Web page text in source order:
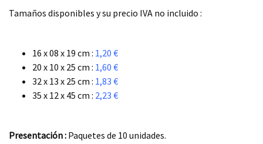
Tamaños disponibles y su precio IVA no incluido :
16 x 08 x 19 cm : 1,20 €
20 x 10 x 25 cm : 1,60 €
32 x 13 x 25 cm : 1,83 €
35 x 12 x 45 cm : 2,23 €
Presentación : Paquetes de 10 unidades.